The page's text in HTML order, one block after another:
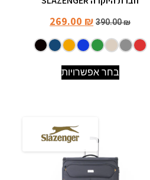
390.00₪
269.00 ₪
בחר אפשרויות